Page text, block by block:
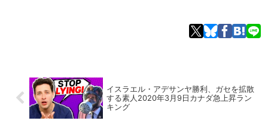
イスラエル・アデサンヤ勝利、ガセを拡散
する素人2020年3月9日カナダ急上昇ラン
キング